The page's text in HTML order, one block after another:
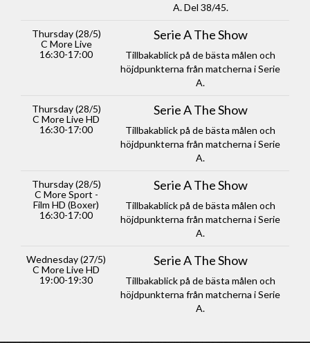
A. Del 38/45.
Thursday (28/5)
C More Live
16:30-17:00
Serie A The Show
Tillbakablick på de bästa målen och
höjdpunkterna från matcherna i Serie
A.
Thursday (28/5)
C More Live HD
16:30-17:00
Serie A The Show
Tillbakablick på de bästa målen och
höjdpunkterna från matcherna i Serie
A.
Thursday (28/5)
C More Sport -
Film HD (Boxer)
16:30-17:00
Serie A The Show
Tillbakablick på de bästa målen och
höjdpunkterna från matcherna i Serie
A.
Wednesday (27/5)
C More Live HD
19:00-19:30
Serie A The Show
Tillbakablick på de bästa målen och
höjdpunkterna från matcherna i Serie
A.